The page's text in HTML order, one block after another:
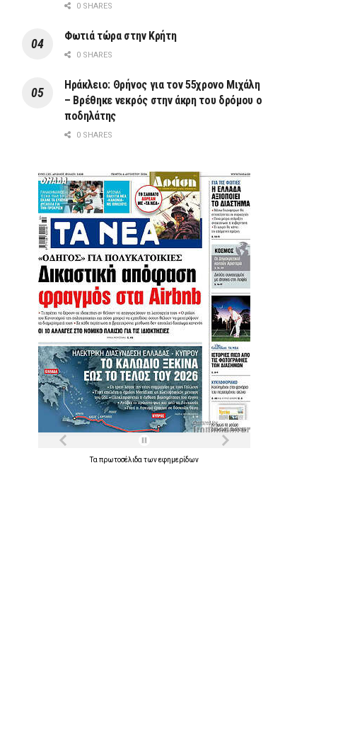
0 SHARES
Φωτιά τώρα στην Κρήτη
0 SHARES
Ηράκλειο: Θρήνος για τον 55χρονο Μιχάλη
– Βρέθηκε νεκρός στην άκρη του δρόμου ο
ποδηλάτης
0 SHARES
Τα πρωτοσέλιδα τωνεφημερίδων